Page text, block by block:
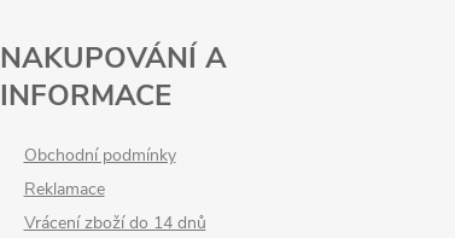
NAKUPOVÁNÍ A
INFORMACE
Obchodní podmínky
Reklamace
Vrácení zboží do 14 dnů